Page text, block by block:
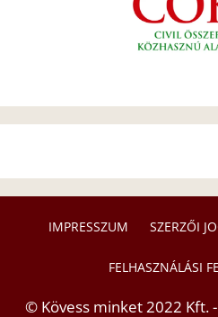
IMPRESSZUM SZERZŐI
FELHASZNÁLÁSI
© Kövess minket 2022 Kft.